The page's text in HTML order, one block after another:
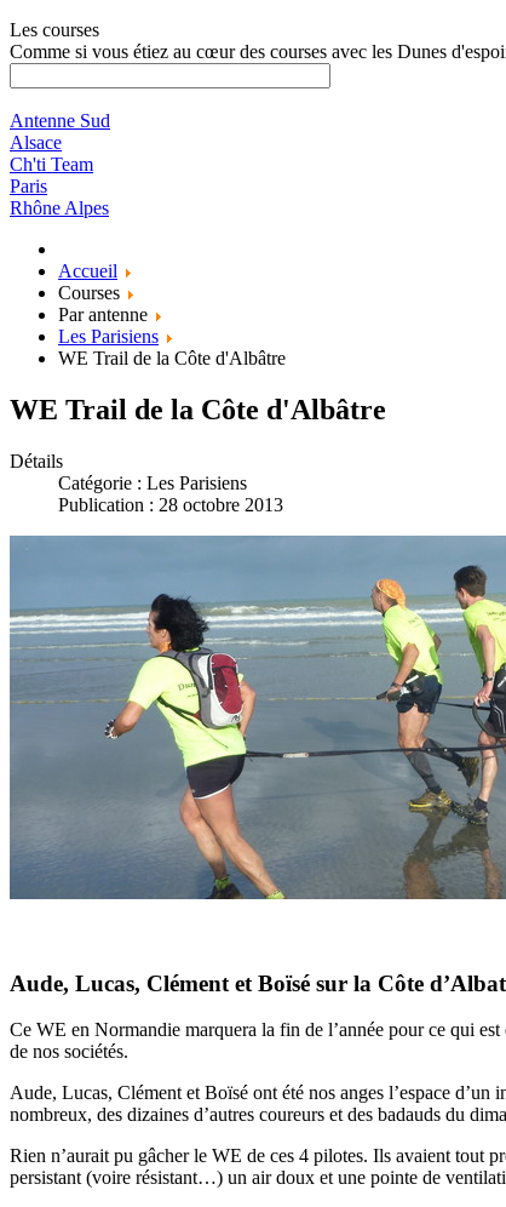
Les courses
Comme si vous étiez au cœur des courses avec les Dunes
Antenne Sud
Alsace
Ch'ti Team
Paris
Rhône Alpes
Accueil
Courses
Par antenne
Les Parisiens
WE Trail de la Côte d'Albâtre
WE Trail de la Côte d'Albâtre
Détails
Catégorie : Les Parisiens
Publication : 28 octobre 2013
Aude, Lucas, Clément et Boïsé sur la Côte
Ce WE en Normandie marquera la fin de l’année pour ce qui
de nos sociétés.
Aude, Lucas, Clément et Boïsé ont été nos anges l’espace d’un
nombreux, des dizaines d’autres coureurs et des badauds du
Rien n’aurait pu gâcher le WE de ces 4 pilotes. Ils avaient tout
persistant (voire résistant…) un air doux et une pointe de